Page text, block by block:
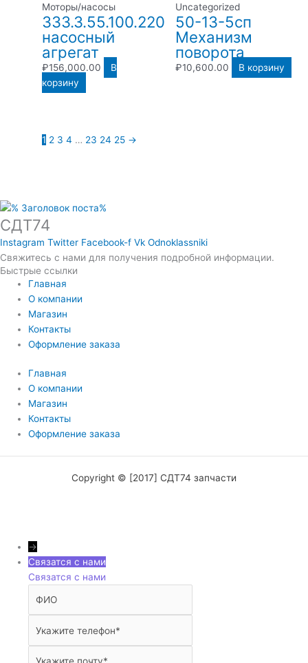
Моторы/насосы
333.3.55.100.220
насосный
агрегат
₽156,000.00
В
корзину
Uncategorized
50-13-5сп
Механизм
поворота
₽10,600.00 В корзину
1 2 3 4 … 23 24 25 →
СДТ74
Instagram Twitter Facebook-f Vk Odnoklassniki
Свяжитесь с нами для получения подробной информации.
Быстрые ссылки
Главная
О компании
Магазин
Контакты
Оформление заказа
Главная
О компании
Магазин
Контакты
Оформление заказа
Copyright © [2017] СДТ74 запчасти
→
Связатся с нами
Связатся с нами